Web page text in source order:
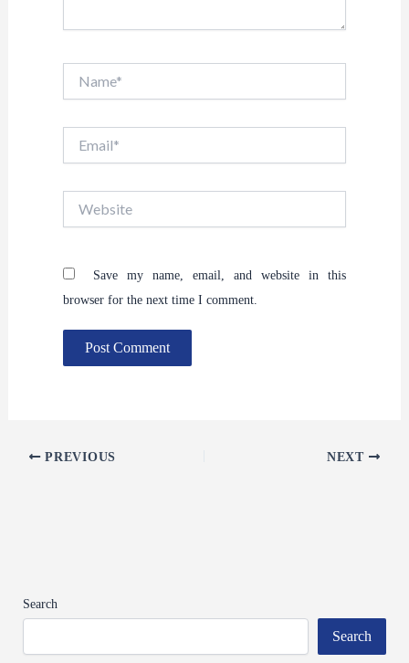
Save my name, email, and website in this
browser for the next time I comment.
PREVIOUS NEXT
Search
Search